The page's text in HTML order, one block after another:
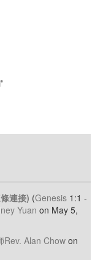
連接) (Genesis 1:1 -
Yuan on May 5,
Rev. Alan Chowon